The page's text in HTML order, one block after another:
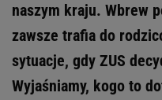
naszym kraju. Wbrew
zawsze trafia do
sytuacje, gdy ZUS
Wyjaśniamy, kogo to